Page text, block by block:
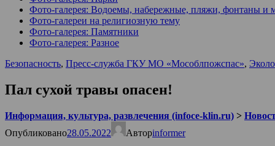
Фото-галерея: Водоемы, набережные, пляжи, фонтаны и
Фото-галереи на религиозную тему
Фото-галерея: Памятники
Фото-галерея: Разное
Безопасность, Пресс-служба ГКУ МО «Мособлпожспас»,
Пал сухой травы опасен!
Информация, культура, развлечения (infoce-klin.ru) >
Опубликовано28.05.2022 Авторinformer